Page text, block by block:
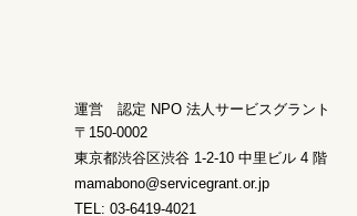
運営 認定 NPO 法人サービスグラント
〒150-0002
東京都渋谷区渋谷 1-2-10 中里ビル 4 階
mamabono@servicegrant.or.jp
TEL: 03-6419-4021